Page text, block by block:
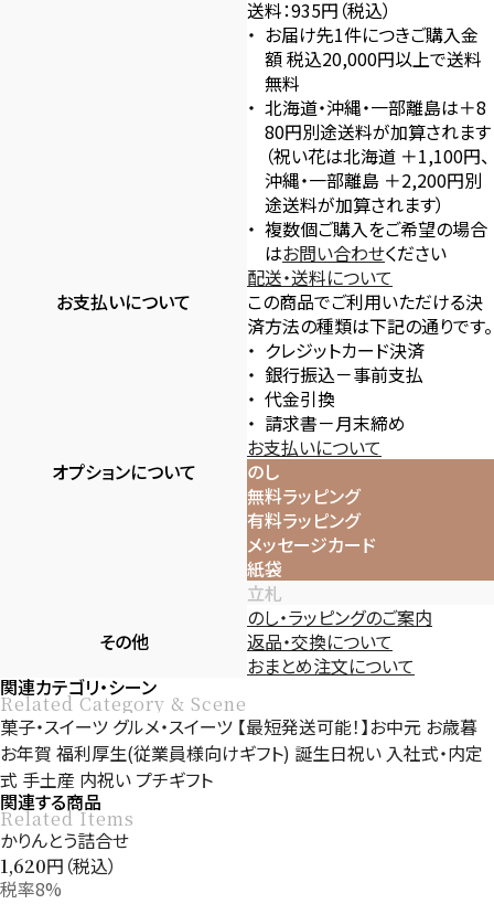
送料：935円（税込）
お届け先1件につきご購入金
額 税込20,000円以上で送料
無料
北海道・沖縄・一部離島は＋8
80円別途送料が加算されます
（祝い花は北海道 ＋1,100円、
沖縄・一部離島 ＋2,200円別
途送料が加算されます）
複数個ご購入をご希望の場合
はお問い合わせください
配送・送料について
お支払いについて
この商品でご利用いただける決
済方法の種類は下記の通りです。
クレジットカード決済
銀行振込－事前支払
代金引換
請求書－月末締め
お支払いについて
オプションについて
のし
無料ラッピング
有料ラッピング
メッセージカード
紙袋
立札
のし・ラッピングのご案内
その他
返品・交換について
おまとめ注文について
関連カテゴリ・シーン
Related Category & Scene
菓子・スイーツ グルメ・スイーツ 【最短発送可能！】お中元 お歳暮
お年賀 福利厚生(従業員様向けギフト) 誕生日祝い 入社式・内定
式 手土産 内祝い プチギフト
関連する商品
Related Items
かりんとう詰合せ
1,620円（税込）
税率8%